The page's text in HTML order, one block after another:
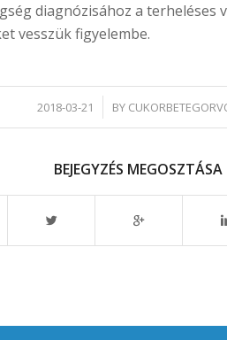
diagnózisához a terheléses
vesszük figyelembe.
2018-03-21
/ BY
BEJEGYZÉS MEGOSZTÁSA